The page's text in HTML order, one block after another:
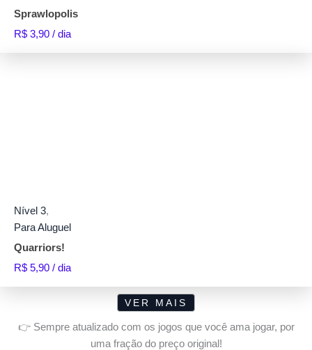
Sprawlopolis
R$ 3,90 / dia
Nível 3,
Para Aluguel
Quarriors!
R$ 5,90 / dia
VER MAIS
👉 Sempre atualizado com os jogos que você ama jogar, por
uma fração do preço original!